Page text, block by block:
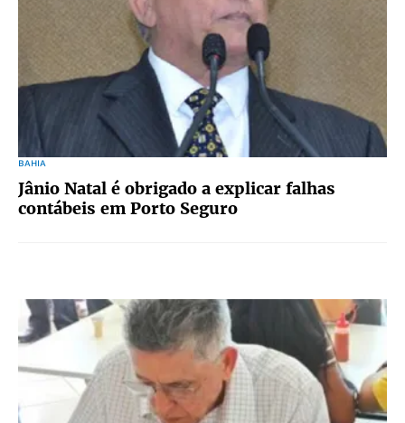
BAHIA
Jânio Natal é obrigado a explicar falhas
contábeis em Porto Seguro